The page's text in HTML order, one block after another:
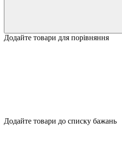
Додайте товари для порівняння
Додайте товари до списку бажань